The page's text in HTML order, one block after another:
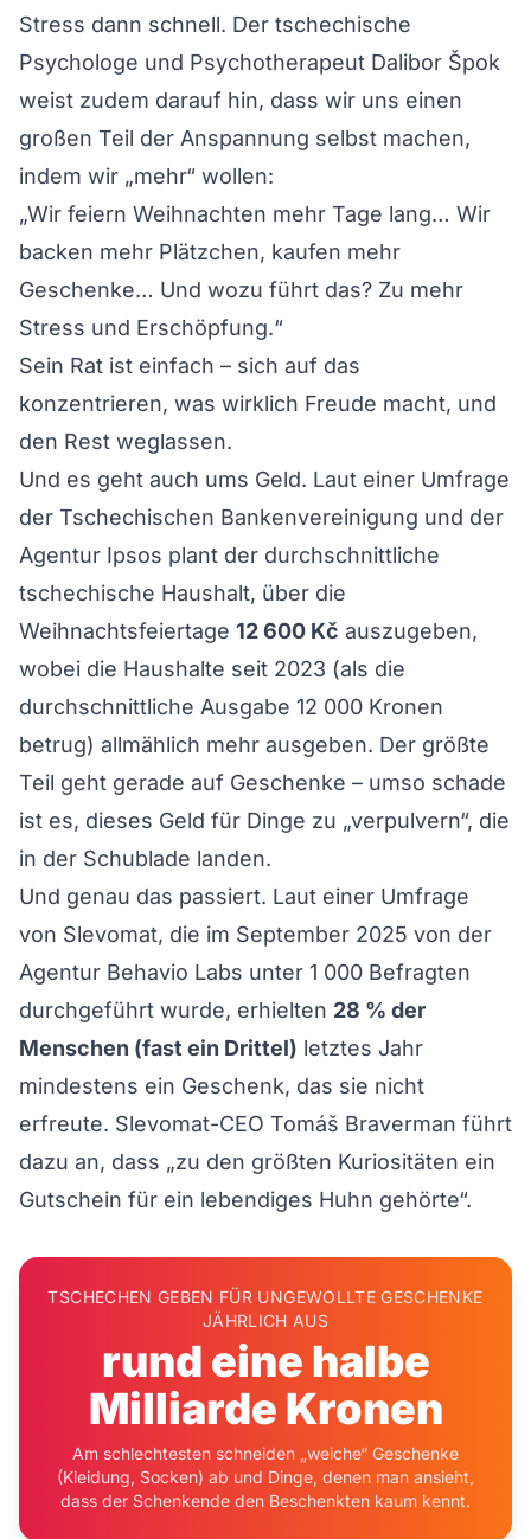
Stress dann schnell. Der tschechische
Psychologe und Psychotherapeut Dalibor Špok
weist zudem darauf hin, dass wir uns einen
großen Teil der Anspannung selbst machen,
indem wir „mehr“ wollen:
„Wir feiern Weihnachten mehr Tage lang… Wir
backen mehr Plätzchen, kaufen mehr
Geschenke… Und wozu führt das? Zu mehr
Stress und Erschöpfung.“
Sein Rat ist einfach – sich auf das
konzentrieren, was wirklich Freude macht, und
den Rest weglassen.
Und es geht auch ums Geld. Laut einer Umfrage
der Tschechischen Bankenvereinigung und der
Agentur Ipsos plant der durchschnittliche
tschechische Haushalt, über die
Weihnachtsfeiertage 12 600 Kč auszugeben,
wobei die Haushalte seit 2023 (als die
durchschnittliche Ausgabe 12 000 Kronen
betrug) allmählich mehr ausgeben. Der größte
Teil geht gerade auf Geschenke – umso schade
ist es, dieses Geld für Dinge zu „verpulvern“, die
in der Schublade landen.
Und genau das passiert. Laut einer Umfrage
von Slevomat, die im September 2025 von der
Agentur Behavio Labs unter 1 000 Befragten
durchgeführt wurde, erhielten 28 % der
Menschen (fast ein Drittel) letztes Jahr
mindestens ein Geschenk, das sie nicht
erfreute. Slevomat-CEO Tomáš Braverman führt
dazu an, dass „zu den größten Kuriositäten ein
Gutschein für ein lebendiges Huhn gehörte“.
TSCHECHEN GEBEN FÜR UNGEWOLLTE GESCHENKE
JÄHRLICH AUS
rund eine halbe
Milliarde Kronen
Am schlechtesten schneiden „weiche“ Geschenke
(Kleidung, Socken) ab und Dinge, denen man ansieht,
dass der Schenkende den Beschenkten kaum kennt.